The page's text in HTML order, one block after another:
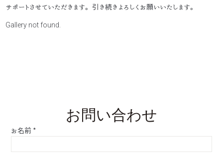
サポートさせていただきます。引き続きよろしくお願いいたします。
Gallery not found.
お問い合わせ
お名前 *